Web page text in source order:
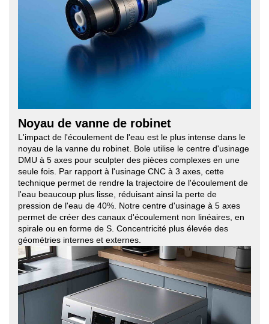
Noyau de vanne de robinet
L'impact de l'écoulement de l'eau est le plus intense dans le
noyau de la vanne du robinet. Bole utilise le centre d'usinage
DMU à 5 axes pour sculpter des pièces complexes en une
seule fois. Par rapport à l'usinage CNC à 3 axes, cette
technique permet de rendre la trajectoire de l'écoulement de
l'eau beaucoup plus lisse, réduisant ainsi la perte de
pression de l'eau de 40%. Notre centre d'usinage à 5 axes
permet de créer des canaux d'écoulement non linéaires, en
spirale ou en forme de S. Concentricité plus élevée des
géométries internes et externes.